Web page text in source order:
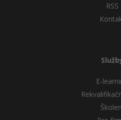
RSS
E-